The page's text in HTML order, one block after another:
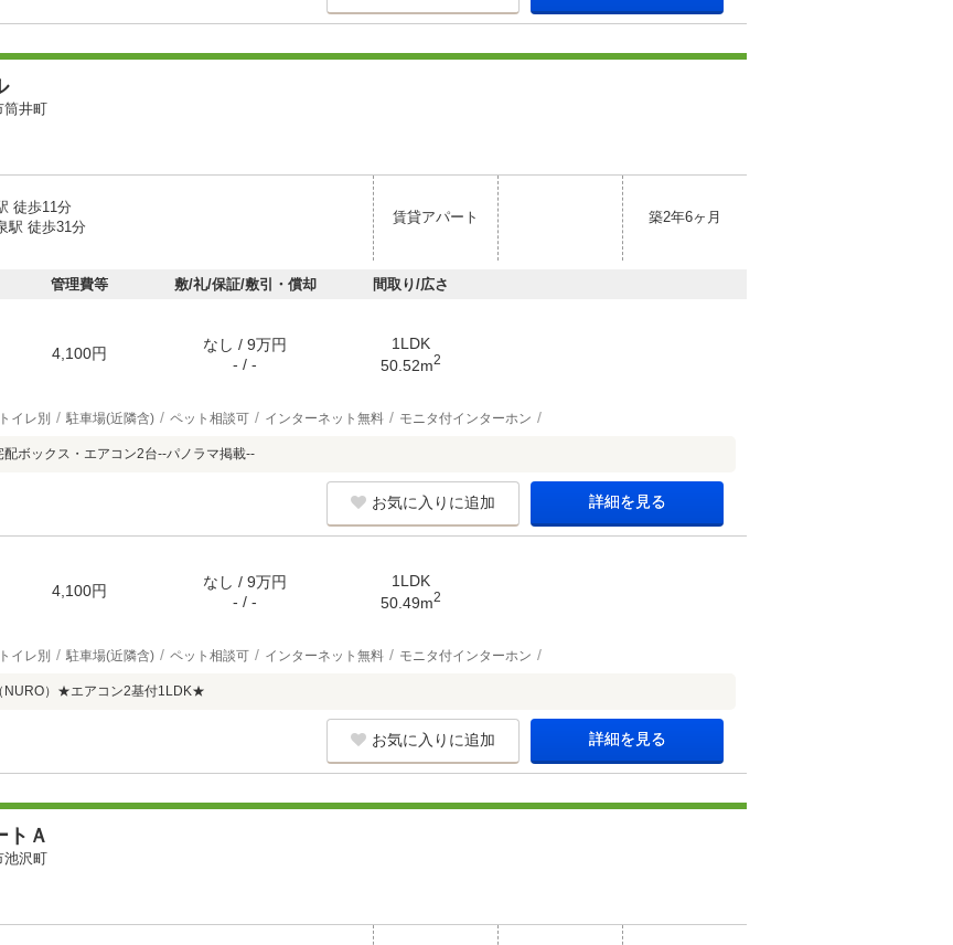
筒井町
徒歩11分
駅 徒歩31分
賃貸アパート 築2年6ヶ月
管理費等 敷/礼/保証/敷引・償却 間取り/広さ
4,100円
なし / 9万円
- / -
1LDK
50.52m2
イレ別 駐車場(近隣含) ペット相談可 インターネット無料 モニタ付インターホン
ボックス・エアコン2台--パノラマ掲載--
お気に入りに追加 詳細を見る
4,100円
なし / 9万円
- / -
1LDK
50.49m2
イレ別 駐車場(近隣含) ペット相談可 インターネット無料 モニタ付インターホン
NURO）★エアコン2基付1LDK★
お気に入りに追加 詳細を見る
トＡ
池沢町